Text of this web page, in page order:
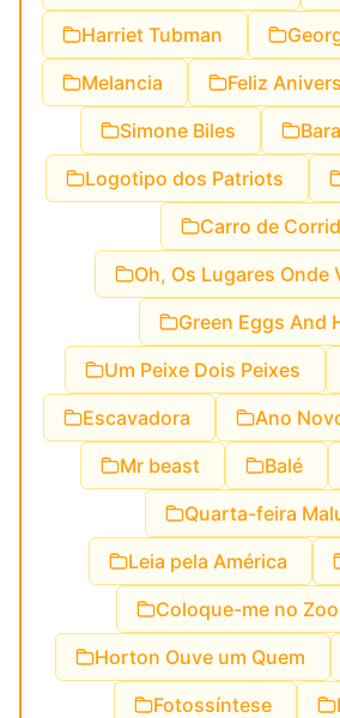
Harriet Tubman
Melancia
Feliz
Simone Biles
Logotipo dos Patriots
Carro de
Oh, Os Lugares Onde
Green Eggs And
Um Peixe Dois Peixes
Escavadora
Ano
Mr beast
Balé
Quarta-feira
Leia pela América
Coloque-me no
Horton Ouve um Quem
Fotossíntese